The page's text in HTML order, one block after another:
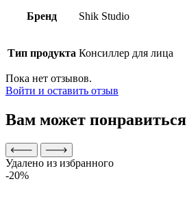
Бренд Shik Studio
Тип продукта Консиллер для лица
Пока нет отзывов.
Войти и оставить отзыв
Вам может понравиться
Удалено из избранного
-20%